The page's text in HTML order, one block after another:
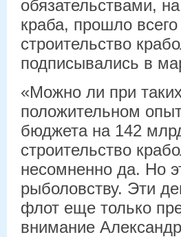
обязательствами,
краба, прошло
строительство
подписывались в
«Можно ли при
положительном
бюджета на 142
строительство
несомненно да. Но
рыболовству. Эти
флот еще только
внимание